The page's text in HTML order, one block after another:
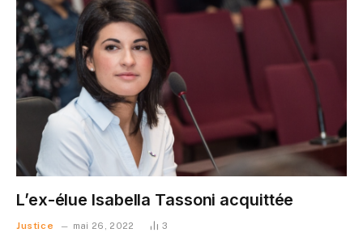
L’ex-élue Isabella Tassoni acquittée
Justice mai 26, 2022 3